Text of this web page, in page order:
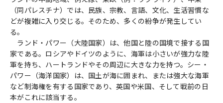
（同パレスチナ）では、民族、宗教、言語、文化、生活習慣な
どが複雑に入り交じる。そのため、多くの紛争が発生してい
る。
ランド・パワー（大陸国家）は、他国と陸の国境で接する国
家である。ロシアやドイツのように、海軍は小さいが強力な陸
軍を持ち、ハートランドやその周辺に大きな力を持つ。シー・
パワー（海洋国家）は、国土が海に囲まれ、または強大な海軍
など制海権を有する国家であり、英国や米国、そして戦前の日
本がこれに該当する。